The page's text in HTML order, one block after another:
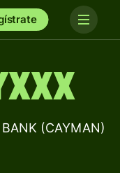
(CAYMAN)